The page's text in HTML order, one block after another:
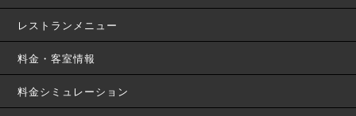
レストランメニュー
料金・客室情報
料金シミュレーション